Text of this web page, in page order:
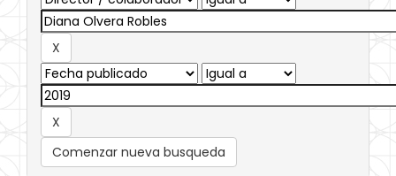
Comenzar nueva busqueda